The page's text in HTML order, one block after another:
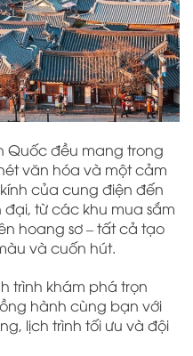
Quốc đều mang trong
văn hóa và một cảm
của cung điện đến
từ các khu mua sắm
hoang sơ – tất cả tạo
và cuốn hút.
trình khám phá trọn
hành cùng bạn với
lịch trình tối ưu và đội